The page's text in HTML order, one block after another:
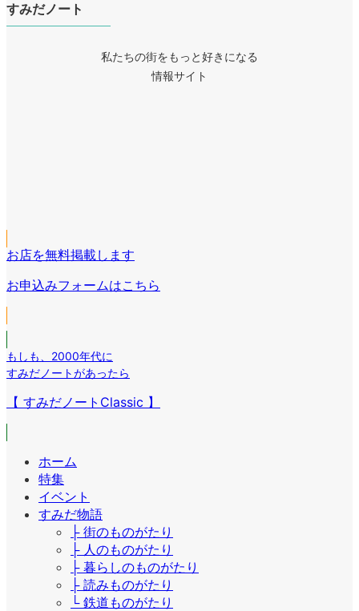
すみだノート
私たちの街をもっと好きになる
情報サイト
リ
ン
ク
ン
リ
ク
ン
ン
ク
お店を無料掲載します
お申込みフォームはこちら
もしも
2000年代に
すみだノートがあったら
【 すみだノートClassic 】
ホーム
特集
イベント
すみだ物語
├ 街のものがたり
├ 人のものがたり
├ 暮らしのものがたり
├ 読みものがたり
└ 鉄道ものがたり